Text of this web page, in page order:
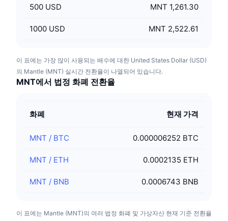
500 USD MNT 1,261.30
1000 USD MNT 2,522.61
이 표에는 가장 많이 사용되는 배수에 대한 United States Dollar (USD)
의 Mantle (MNT) 실시간 전환율이 나열되어 있습니다.
MNT에서 법정 화폐 전환율
화폐 현재 가격
MNT / BTC 0.000006252 BTC
MNT / ETH 0.0002135 ETH
MNT / BNB 0.0006743 BNB
이 표에는 Mantle (MNT)의 여러 법정 화폐 및 가상자산 현재 기준 전환율